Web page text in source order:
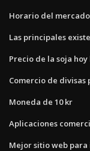
Horario del
Las principales
Precio de la soja
Comercio de
Moneda de 10 kr
Aplicaciones
Mejor sitio web